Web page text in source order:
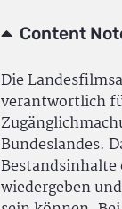
Content
Die
verantwortlich
Bundeslandes.
Bestandsinhalte
wiedergeben